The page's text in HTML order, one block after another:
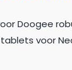
Doogee
voor